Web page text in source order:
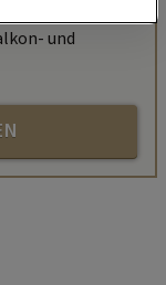
Sie täglich
und